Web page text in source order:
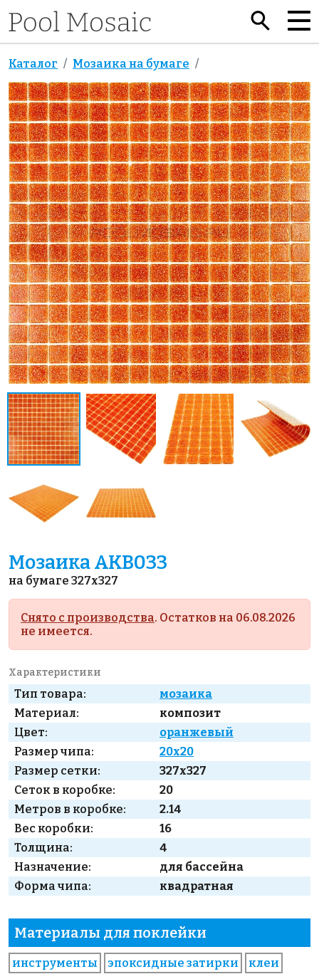
Каталог Мозаика на бумаге
Мозаика AKB033
на бумаге 327x327
Снято с производства. Остатков на 06.08.2026
не имеется.
Характеристики
Тип товара:
мозаика
Материал:
композит
Цвет:
оранжевый
Размер чипа:
20x20
Размер сетки:
327x327
Сеток в коробке:
20
Метров в коробке:
2.14
Вес коробки:
16
Толщина:
4
Назначение:
для бассейна
Форма чипа:
квадратная
Материалы для поклейки
инструменты эпоксидные затирки
клеи